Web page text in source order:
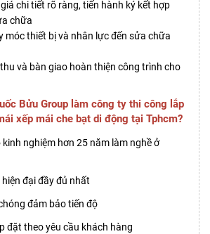
chi tiết rõ ràng, tiến hành ký kết hợp
chữa
móc thiết bị và nhân lực đến sửa chữa
và bàn giao hoàn thiện công trình cho
Bửu Group làm công ty thi công lắp
xếp mái che bạt di động tại Tphcm?
nghiệm hơn 25 năm làm nghề ở
đại đầy đủ nhất
đảm bảo tiến độ
đặt theo yêu cầu khách hàng